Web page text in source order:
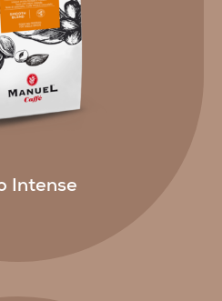
Intense